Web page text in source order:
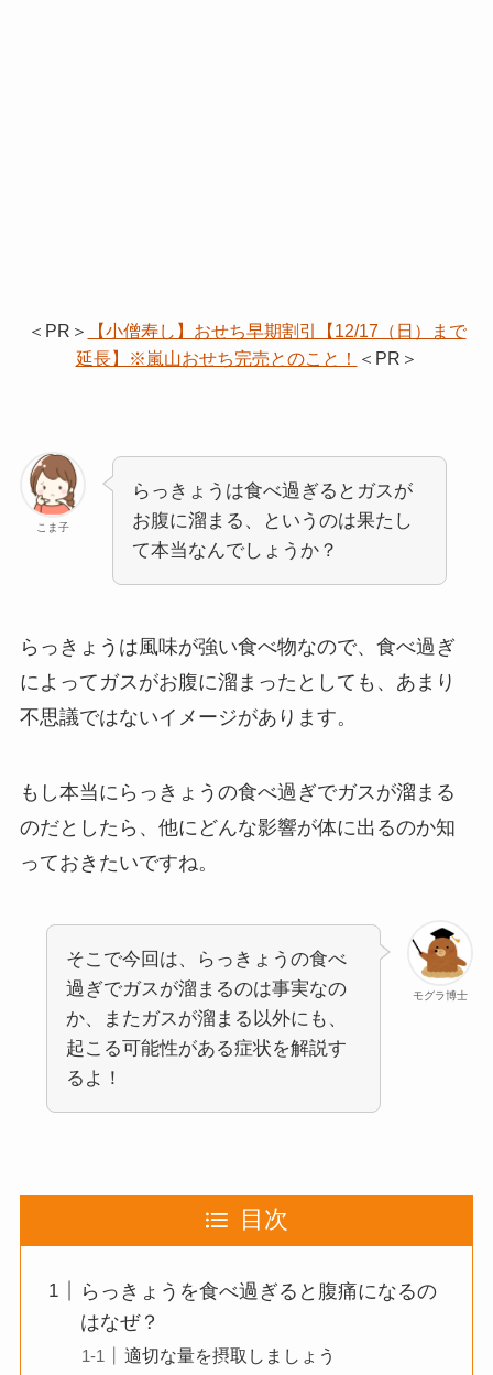
＜PR＞
【小僧寿し】おせち早期割引【12/17（日）まで
延長】※嵐山おせち完売とのこと！
＜PR＞
こま子
らっきょうは食べ過ぎるとガスが
お腹に溜まる、というのは果たし
て本当なんでしょうか？
らっきょうは風味が強い食べ物なので、食べ過ぎ
によってガスがお腹に溜まったとしても、あまり
不思議ではないイメージがあります。
もし本当にらっきょうの食べ過ぎでガスが溜まる
のだとしたら、他にどんな影響が体に出るのか知
っておきたいですね。
モグラ博士
そこで今回は、らっきょうの食べ
過ぎでガスが溜まるのは事実なの
か、またガスが溜まる以外にも、
起こる可能性がある症状を解説す
るよ！
目次
らっきょうを食べ過ぎると腹痛になるの
はなぜ？
適切な量を摂取しましょう